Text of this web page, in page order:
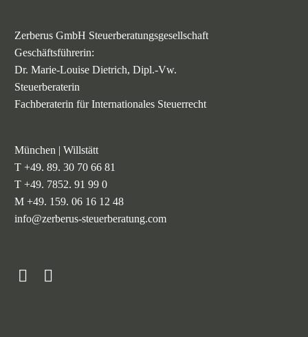
Zerberus GmbH Steuerberatungsgesellschaft
Geschäftsführerin:
Dr. Marie-Louise Dietrich, Dipl.-Vw.
Steuerberaterin
Fachberaterin für Internationales Steuerrecht
München | Willstätt
T +49. 89. 30 70 66 81
T +49. 7852. 91 99 0
M +49. 159. 06 16 12 48
info@zerberus-steuerberatung.com